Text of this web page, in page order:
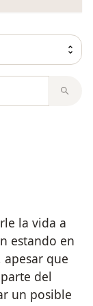
la vida a
estando en
apesar que
del
un posible